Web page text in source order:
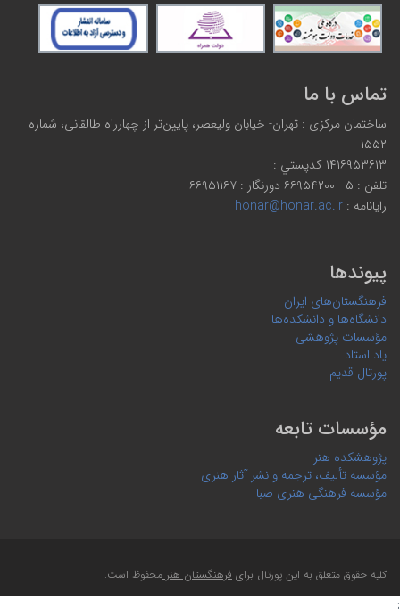
تماس با ما
ساختمان مرکزی : تهران- خیابان ولیعصر، پایین‌تر از چهارراه طالقانی، شماره
۱۵۵۲
۱۴۱۶۹۵۳۶۱۳ كدپستي :
تلفن : ۵ - ۶۶۹۵۴۲۰۰ دورنگار : ۶۶۹۵۱۱۶۷
رایانامه :honar@honar.ac.ir
پیوندها
فرهنگستان‌های ایران
دانشگاه‌ها و دانشکده‌ها
مؤسسات پژوهشی
یاد استاد
پورتال قدیم
مؤسسات تابعه
پژوهشکده هنر
مؤسسه تألیف، ترجمه و نشر آثار هنری
مؤسسه فرهنگی هنری صبا
کلیه حقوق متعلق به این پورتال برایفرهنگستان هنرمحفوظ است.